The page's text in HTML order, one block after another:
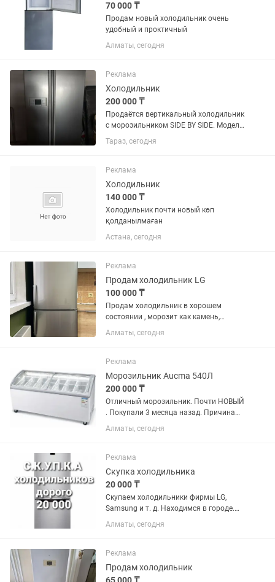
70 000 ₸
Продам новый холодильник очень
удобный и проктичный
Алматы, сегодня
Реклама
Холодильник
200 000 ₸
Продаётся вертикальный холодильник
с морозильником SIDE BY SIDE. Модель
GR-B207WLQA. Б/у в хорошем
состоянии. Самовывоз. Возможно
уместен
Тараз, сегодня
Реклама
Холодильник
140 000 ₸
Холодильник почти новый көп
қолданылмаған
Астана, сегодня
Реклама
Продам холодильник LG
100 000 ₸
Продам холодильник в хорошем
состоянии , морозит как камень,
продукты не портятся, вместительный.
Только самовывоз
Алматы, сегодня
Реклама
Морозильник Aucma 540Л
200 000 ₸
Отличный морозильник. Почти НОВЫЙ
. Покупали 3 месяца назад. Причина
продажи закрытия магазина. Восток
85см ширина 150 см глубина 70 см
Алматы, сегодня
Реклама
Скупка холодильника
20 000 ₸
Скупаем холодильники фирмы LG,
Samsung и т. д. Находимся в городе.
Сами приедем и сами заберем.
Алматы, сегодня
Реклама
Продам холодильник